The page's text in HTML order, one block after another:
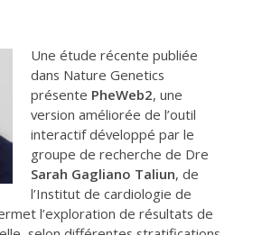
Une étude récente publiée
dans Nature Genetics
présente PheWeb2, une
version améliorée de l’outil
interactif développé par le
groupe de recherche de Dre
Sarah Gagliano Taliun, de
l’Institut de cardiologie de
l’exploration de résultats de